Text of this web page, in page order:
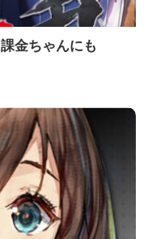
金ちゃんにも